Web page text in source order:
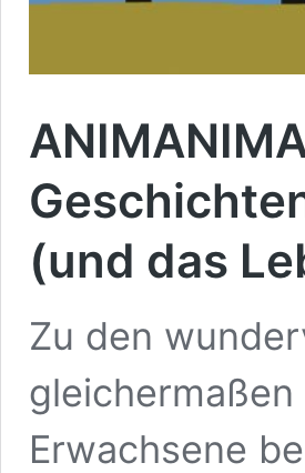
(und das
Zu den
Erwachsene